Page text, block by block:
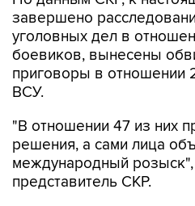
завершено
уголовных дел в
боевиков, вынесены
приговоры в отношении
ВСУ.
"В отношении 47 из них
решения, а сами лица
международный розыск",
представитель СКР.